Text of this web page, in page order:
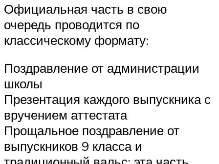
Официальная часть в свою
очередь проводится по
классическому формату:
Поздравление от администрации
школы
Презентация каждого выпускника с
вручением аттестата
Прощальное поздравление от
выпускников 9 класса и